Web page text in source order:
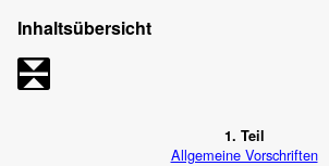
Inhaltsübersicht
1. Teil
Allgemeine Vorschriften